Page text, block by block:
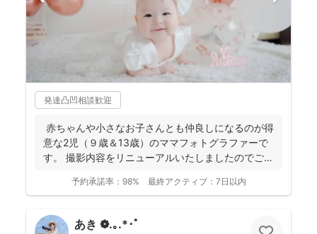
発達凸凹相談歓迎
赤ちゃんや小さなお子さんとも仲良しになるのが得
意な2児（９歳＆13歳）のママフォトグラファーで
す。 撮影内容をリニューアルいたしましたのでご案
予約承諾率： 98% 最終アクティブ： 7日以内
あき ❁.｡.*･ﾟ